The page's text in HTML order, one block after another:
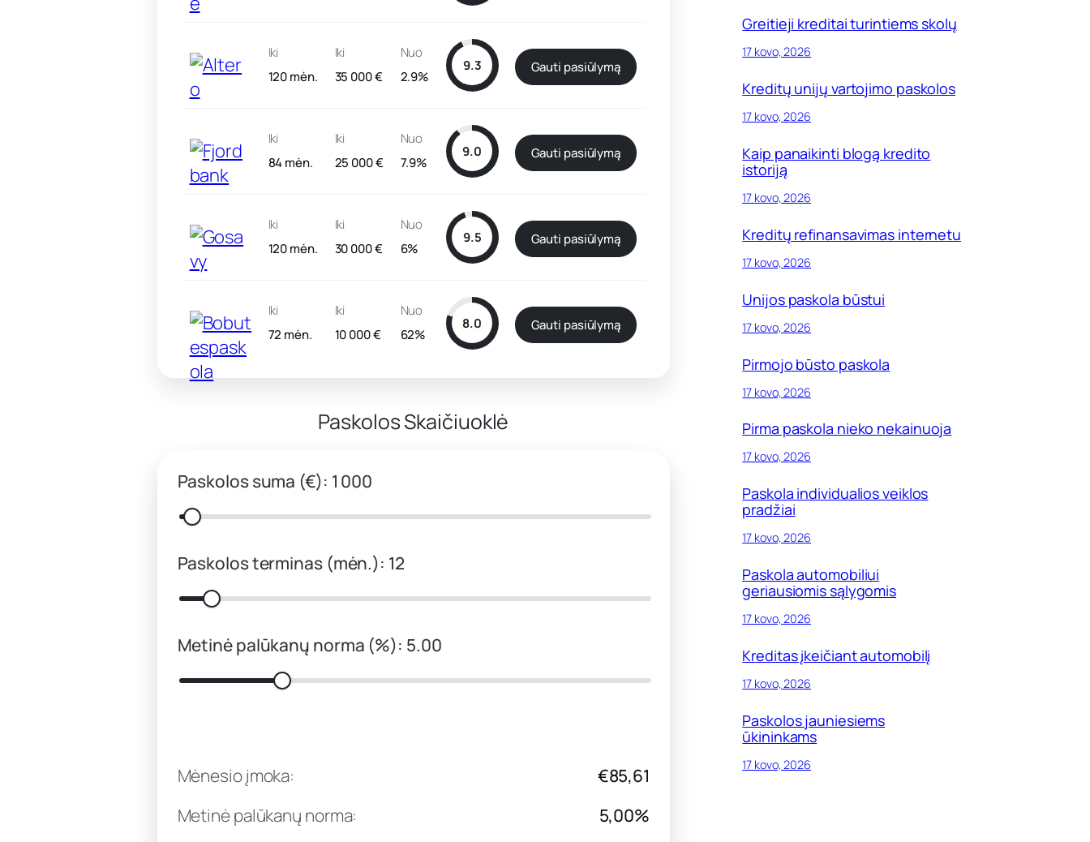
Iki
120 mėn.
Iki
35 000 €
Nuo
2.9%
9.3 Gauti pasiūlymą
Iki
84 mėn.
Iki
25 000 €
Nuo
7.9%
9.0 Gauti pasiūlymą
Iki
120 mėn.
Iki
30 000 €
Nuo
6%
9.5 Gauti pasiūlymą
Iki
72 mėn.
Iki
10 000 €
Nuo
62%
8.0 Gauti pasiūlymą
Paskolos Skaičiuoklė
Paskolos suma (€): 1 000
Paskolos terminas (mėn.): 12
Metinė palūkanų norma (%): 5.00
Mėnesio įmoka:
€85,61
Metinė palūkanų norma:
5,00%
Greitieji kreditai turintiems skolų
17 kovo, 2026
Kreditų unijų vartojimo paskolos
17 kovo, 2026
Kaip panaikinti blogą kredito
istoriją
17 kovo, 2026
Kreditų refinansavimas internetu
17 kovo, 2026
Unijos paskola būstui
17 kovo, 2026
Pirmojo būsto paskola
17 kovo, 2026
Pirma paskola nieko nekainuoja
17 kovo, 2026
Paskola individualios veiklos
pradžiai
17 kovo, 2026
Paskola automobiliui
geriausiomis sąlygomis
17 kovo, 2026
Kreditas įkeičiant automobilį
17 kovo, 2026
Paskolos jauniesiems
ūkininkams
17 kovo, 2026